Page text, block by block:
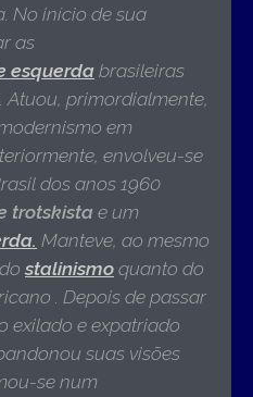
No início de sua
as
esquerda brasileiras
primordialmente,
em
envolveu-se
dos anos 1960
trotskista e um
Manteve, ao mesmo
stalinismo quanto do
. Depois de passar
exilado e expatriado
suas visões
se num